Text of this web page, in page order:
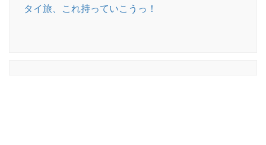
タイ旅、これ持っていこうっ！